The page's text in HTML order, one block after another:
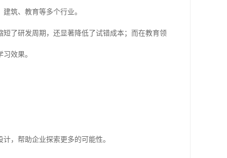
筑、教育等多个行业。
了研发周期，还显著降低了试错成本；而在教育领
效果。
，帮助企业探索更多的可能性。